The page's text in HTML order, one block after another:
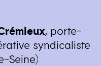
, porte-
syndicaliste
Seine)